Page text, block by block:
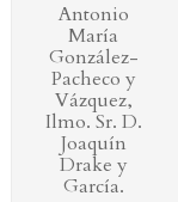
Antonio
María
González-
Pacheco y
Vázquez,
Ilmo. Sr. D.
Joaquín
Drake y
García.